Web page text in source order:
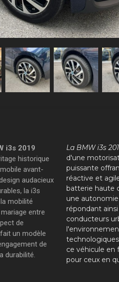
i3s 2019
historique
avant-
audacieux
la i3s
mobilité
entre
de
un modèle
de
durabilité.
La BMW i3s
d'une
puissante
réactive et
batterie haute
une
répondant
conducteurs
ce véhicule en
pour ceux en